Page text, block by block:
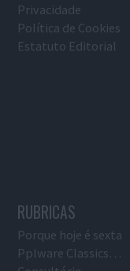
Privacidade
Política de Cookies
Estatuto Editorial
RUBRICAS
Porque hoje é sexta
Pplware Classics…